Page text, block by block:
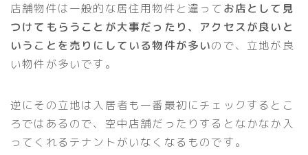
店舗物件は一般的な居住用物件と違って お店として見
つけてもらうことが大事だったり、アクセスが良いと
いうことを売りにしている物件が多いので、立地が良
い物件が多いです。
逆にその立地は入居者も一番最初にチェックするとこ
ろではあるので、空中店舗だったりするとなかなか入
ってくれるテナントがいなくなるものです。